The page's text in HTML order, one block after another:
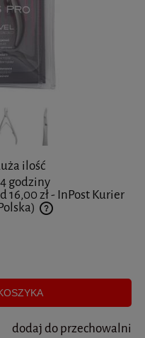
ilość
godziny
16,00 zł- InPost Kurier
dodaj do przechowalni